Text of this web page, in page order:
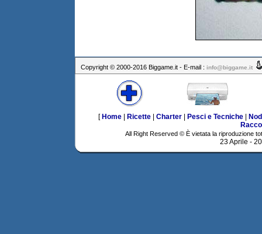
Copyright © 2000-2016 Biggame.it - E-mail : info@biggame.it
[ Home| Ricette| Charter| Pesci e Tecniche|
All Right Reserved © È vietata la riproduzione
23 Aprile -